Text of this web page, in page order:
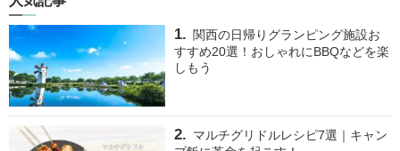
関西の日帰りグランピング施設お
すすめ20選！おしゃれにBBQなどを楽
しもう
マルチグリドルレシピ7選｜キャン